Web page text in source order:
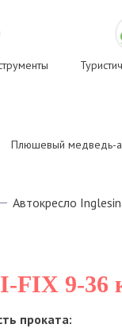
Плюшевый медведь-
Автокресло
FIX 9-36
проката: